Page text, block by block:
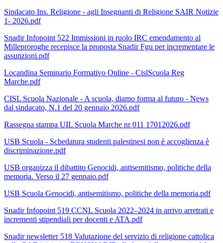
Sindacato Ins. Religione - agli Insegnanti di Religione SAIR Notizie
1- 2026.pdf
Snadir Infopoint 522 Immissioni in ruolo IRC emendamento al
Milleproroghe recepisce la proposta Snadir Fgu per incrementare le
assunzioni.pdf
Locandina Seminario Formativo Online - CislScuola Reg
Marche.pdf
CISL Scuola Nazionale - A scuola, diamo forma al futuro - News
dal sindacato, N.1 del 20 gennaio 2026.pdf
Rassegna stampa UIL Scuola Marche nr 011 17012026.pdf
USB Scuola - Schedatura studenti palestinesi non è accoglienza è
discriminazione.pdf
USB organizza il dibattito Genocidi, antisemitismo, politiche della
memoria. Verso il 27 gennaio.pdf
USB Scuola Genocidi, antisemitismo, politiche della memoria.pdf
Snadir Infopoint 519 CCNL Scuola 2022–2024 in arrivo arretrati e
incrementi stipendiali per docenti e ATA.pdf
Snadir newsletter 518 Valutazione del servizio di religione cattolica